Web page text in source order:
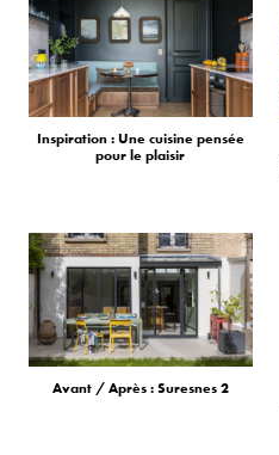
Inspiration : Une cuisine pensée
pour le plaisir
Avant / Après : Suresnes 2